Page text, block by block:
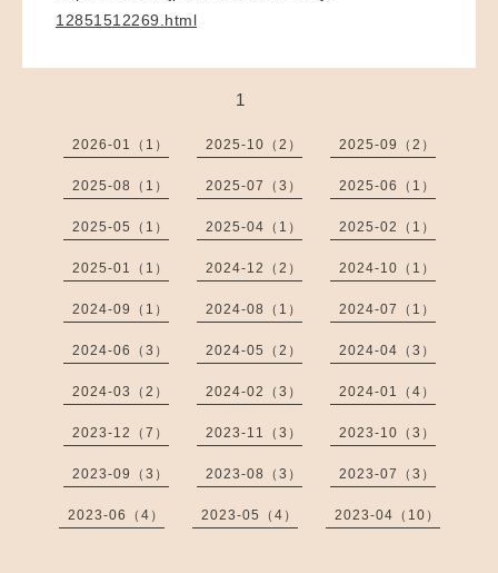
12851512269.html
1
2026-01（1） 2025-10（2） 2025-09（2）
2025-08（1） 2025-07（3） 2025-06（1）
2025-05（1） 2025-04（1） 2025-02（1）
2025-01（1） 2024-12（2） 2024-10（1）
2024-09（1） 2024-08（1） 2024-07（1）
2024-06（3） 2024-05（2） 2024-04（3）
2024-03（2） 2024-02（3） 2024-01（4）
2023-12（7） 2023-11（3） 2023-10（3）
2023-09（3） 2023-08（3） 2023-07（3）
2023-06（4） 2023-05（4） 2023-04（10）